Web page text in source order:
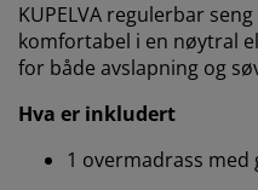
KUPELVA regulerbar
komfortabel i en nøytral
for både avslapning og
Hva er inkludert
1 overmadrass med